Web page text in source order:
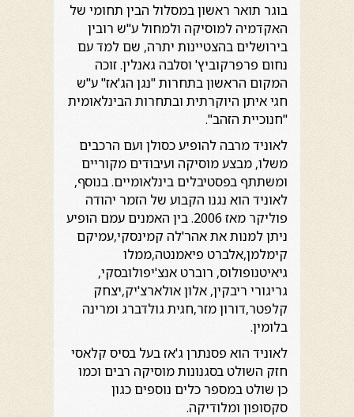
בוגר תואר ראשון במסלול הבין תחומי של
האקדמיה למוסיקה ולמחול ע"ש רובין
בירושלים בהצטיינות יתרה, שם למד עם
נחום פרפרקוביץ' וסלבה גאנלין. זוכה
המקום הראשון בתחרות "נגן הג'אז" ע"ש
חגי איתן היוקרתית ובתחרות הבינלאומית
"חנוכיית הזהב".
לאוניד מרבה להופיע כסולן ועם הרכבים
משלו, מבצע מוסיקה ועיבודים מקוריים
ומשתתף בפסטיבלים בינלאומיים. בנוסף,
לאוניד הוא נגנו הקבוע של הזמר יהודה
פוליקר מאז 2006. בין האמנים עמם הופיע
ניתן למנות את אהר'לה קמינסקי,עמיקם
קימלמן,אלברט פיאמנטה,ממלו
גיאיטנופולוס, רוברט אנצ'יפולובסקי,
גריגורי ריבקין, אלון אולארצ'יק,יצחק
קלפטר,דורון מזר,חגית גולדברג ומרינה
בלומין.
לאוניד הוא פסנתרן ג'אז בעל בסיס קלאסי
חזק השולט בסגנונות מוסיקה רבים וכמו
כן שולט במספר כלים נוספים כגון
סקסופון ומלודיקה.